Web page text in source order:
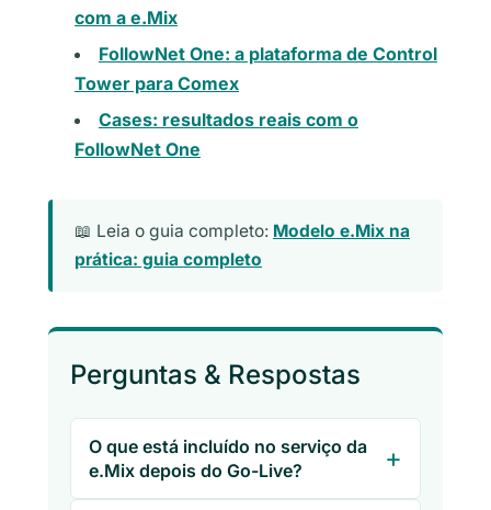
com a e.Mix
FollowNet One: a plataforma de Control
Tower para Comex
Cases: resultados reais com o
FollowNet One
📖 Leia o guia completo: Modelo e.Mix na
prática: guia completo
Perguntas & Respostas
O que está incluído no serviço da
e.Mix depois do Go-Live?